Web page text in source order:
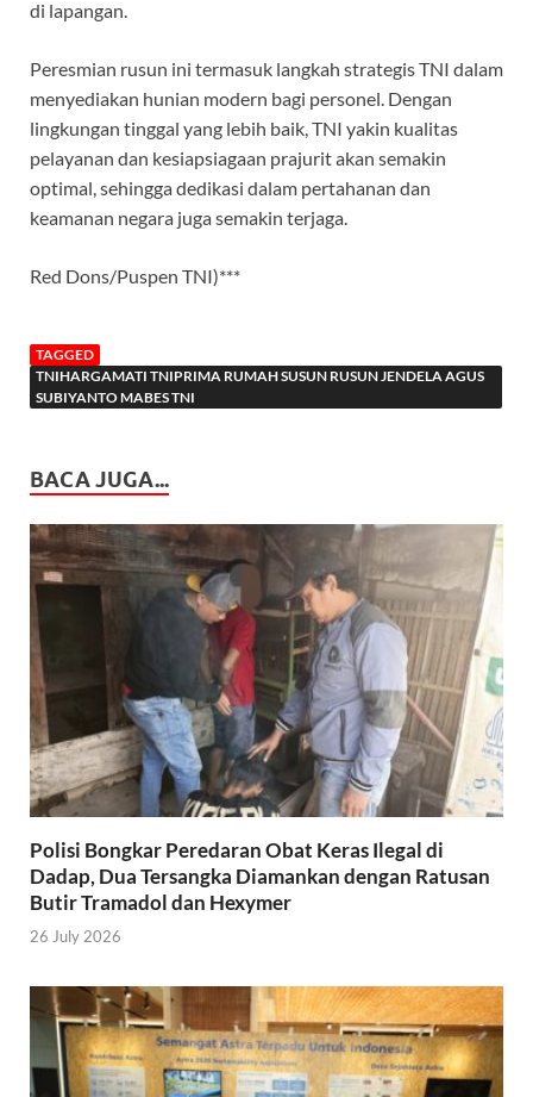
di lapangan.
Peresmian rusun ini termasuk langkah strategis TNI dalam
menyediakan hunian modern bagi personel. Dengan
lingkungan tinggal yang lebih baik, TNI yakin kualitas
pelayanan dan kesiapsiagaan prajurit akan semakin
optimal, sehingga dedikasi dalam pertahanan dan
keamanan negara juga semakin terjaga.
Red Dons/Puspen TNI)***
TAGGED
TNIHARGAMATI TNIPRIMA RUMAH SUSUN RUSUN JENDELA AGUS
SUBIYANTO MABES TNI
BACA JUGA...
Polisi Bongkar Peredaran Obat Keras Ilegal di
Dadap, Dua Tersangka Diamankan dengan Ratusan
Butir Tramadol dan Hexymer
26 July 2026